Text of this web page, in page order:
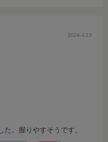
2024.4.13
。握りやすそうです。